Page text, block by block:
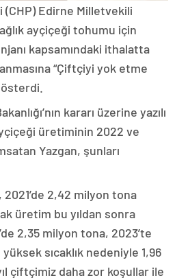
Edirne Milletvekili
ayçiçeği tohumu için
kapsamındaki ithalatta
“Çiftçiyi yok etme
kararı üzerine yazılı
üretiminin 2022 ve
Yazgan, şunları
2,42 milyon tona
üretim bu yıldan sonra
2,35 milyon tona, 2023’te
sıcaklık nedeniyle 1,96
çiftçimiz daha zor koşullar ile